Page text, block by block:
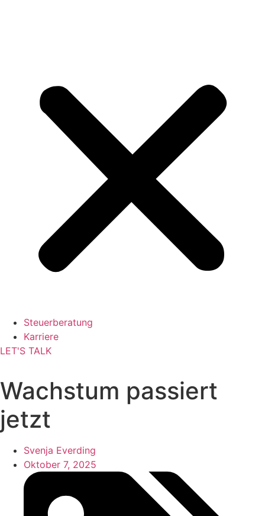
Steuerberatung
Karriere
LET'S TALK
Wachstum passiert
jetzt
Svenja Everding
Oktober 7, 2025